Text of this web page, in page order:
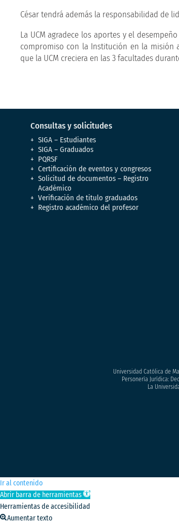
César tendrá además la responsabilidad de
La UCM agradece los aportes y el
compromiso con la Institución en la misión
que la UCM creciera en las 3 facultades
Consultas y solicitudes
SIGA – Estudiantes
SIGA – Graduados
PQRSF
Certificación de eventos y congresos
Solicitud de documentos – Registro
Académico
Verificación de titulo graduados
Registro académico del profesor
Universidad Católica de
Personería Jurídica:
La
Ir al contenido
Abrir barra de herramientas
Herramientas de accesibilidad
Aumentar texto